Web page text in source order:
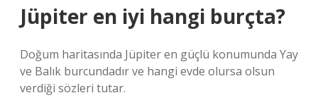
Jüpiter en iyi hangi burçta?
Doğum haritasında Jüpiter en güçlü konumunda Yay
ve Balık burcundadır ve hangi evde olursa olsun
verdiği sözleri tutar.